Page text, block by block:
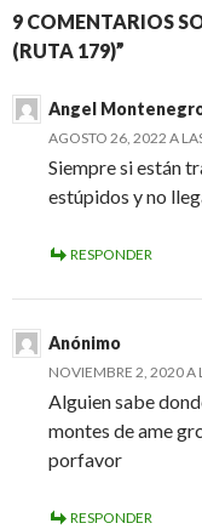
9 COMENTARIOS
(RUTA 179)”
Angel
AGOSTO 26, 2022 A
Siempre si están
estúpidos y no
RESPONDER
Anónimo
NOVIEMBRE 2, 2020 A
Alguien sabe
montes de ame
porfavor
RESPONDER